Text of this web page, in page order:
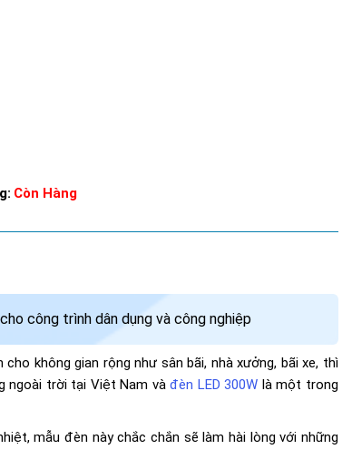
Còn Hàng
công trình dân dụng và công nghiệp
không gian rộng như sân bãi, nhà xưởng, bãi xe, thì
ngoài trời tại Việt Nam vàđèn LED 300W là một trong
mẫu đèn này chắc chắn sẽ làm hài lòng với những